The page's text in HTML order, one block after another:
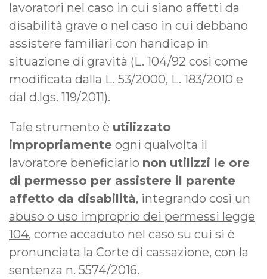
lavoratori nel caso in cui siano affetti da
disabilità grave o nel caso in cui debbano
assistere familiari con handicap in
situazione di gravità (L. 104/92 così come
modificata dalla L. 53/2000, L. 183/2010 e
dal d.lgs. 119/2011).
Tale strumento è utilizzato
impropriamente ogni qualvolta il
lavoratore beneficiario non utilizzi le ore
di permesso per assistere il parente
affetto da disabilità, integrando così un
abuso o uso improprio dei permessi legge
104, come accaduto nel caso su cui si è
pronunciata la Corte di cassazione, con la
sentenza n. 5574/2016.